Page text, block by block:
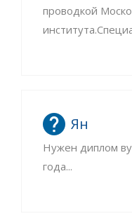
проводкой
Ян
Нужен диплом
года...